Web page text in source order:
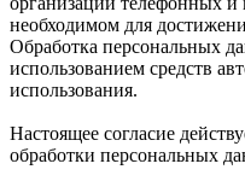
необходимом для
Обработка персональных
использованием средств
использования.
Настоящее согласие
обработки персональных